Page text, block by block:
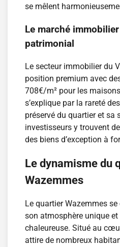
se mêlent
Le marché
patrimonial
Le secteur immobilier du
position premium avec
708€/m² pour les
s’explique par la rareté
préservé du quartier et sa
investisseurs y trouvent
des biens d’exception à
Le dynamisme du
Wazemmes
Le quartier Wazemmes
son atmosphère unique
chaleureuse. Situé au
attire de nombreux